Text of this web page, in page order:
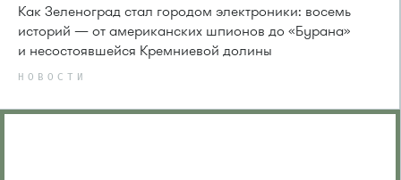
Как Зеленоград стал городом электроники: восемь
историй — от американских шпионов до «Бурана»
и несостоявшейся Кремниевой долины
НОВОСТИ